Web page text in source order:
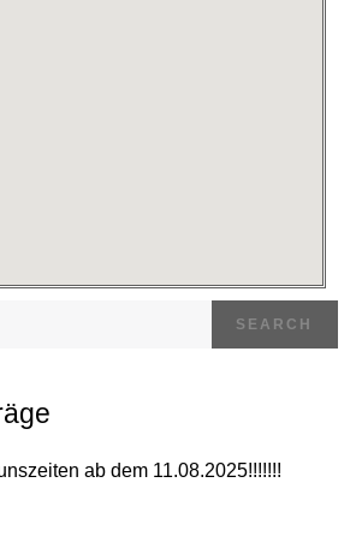
SEARCH
ab dem 11.08.2025!!!!!!!